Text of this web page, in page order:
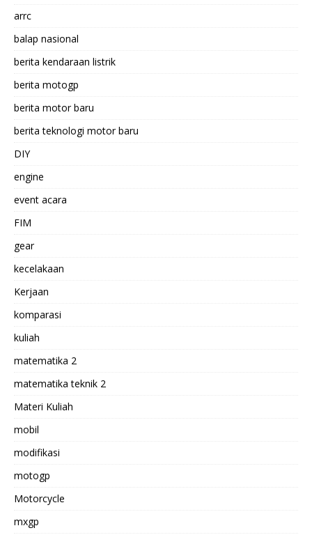
arrc
balap nasional
berita kendaraan listrik
berita motogp
berita motor baru
berita teknologi motor baru
DIY
engine
event acara
FIM
gear
kecelakaan
Kerjaan
komparasi
kuliah
matematika 2
matematika teknik 2
Materi Kuliah
mobil
modifikasi
motogp
Motorcycle
mxgp